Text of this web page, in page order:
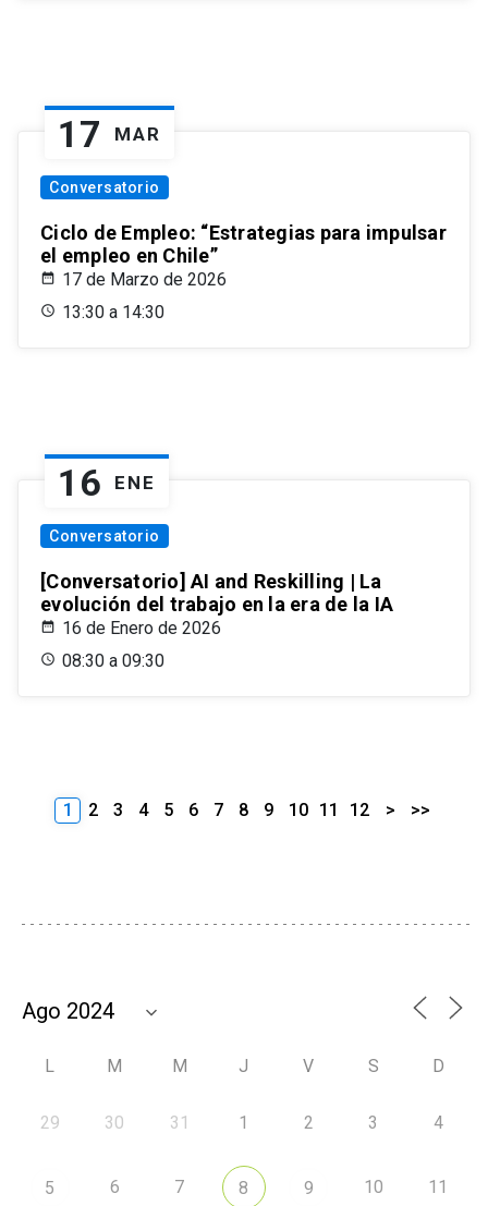
17 MAR
Conversatorio
Ciclo de Empleo: “Estrategias para impulsar
el empleo en Chile”
17 de Marzo de 2026
13:30 a 14:30
16 ENE
Conversatorio
[Conversatorio] AI and Reskilling | La
evolución del trabajo en la era de la IA
16 de Enero de 2026
08:30 a 09:30
1 2 3 4 5 6 7 8 9 10 11 12 > >>
L M M J V S D
29 30 31 1 2 3 4
5 6 7 8 9 10 11